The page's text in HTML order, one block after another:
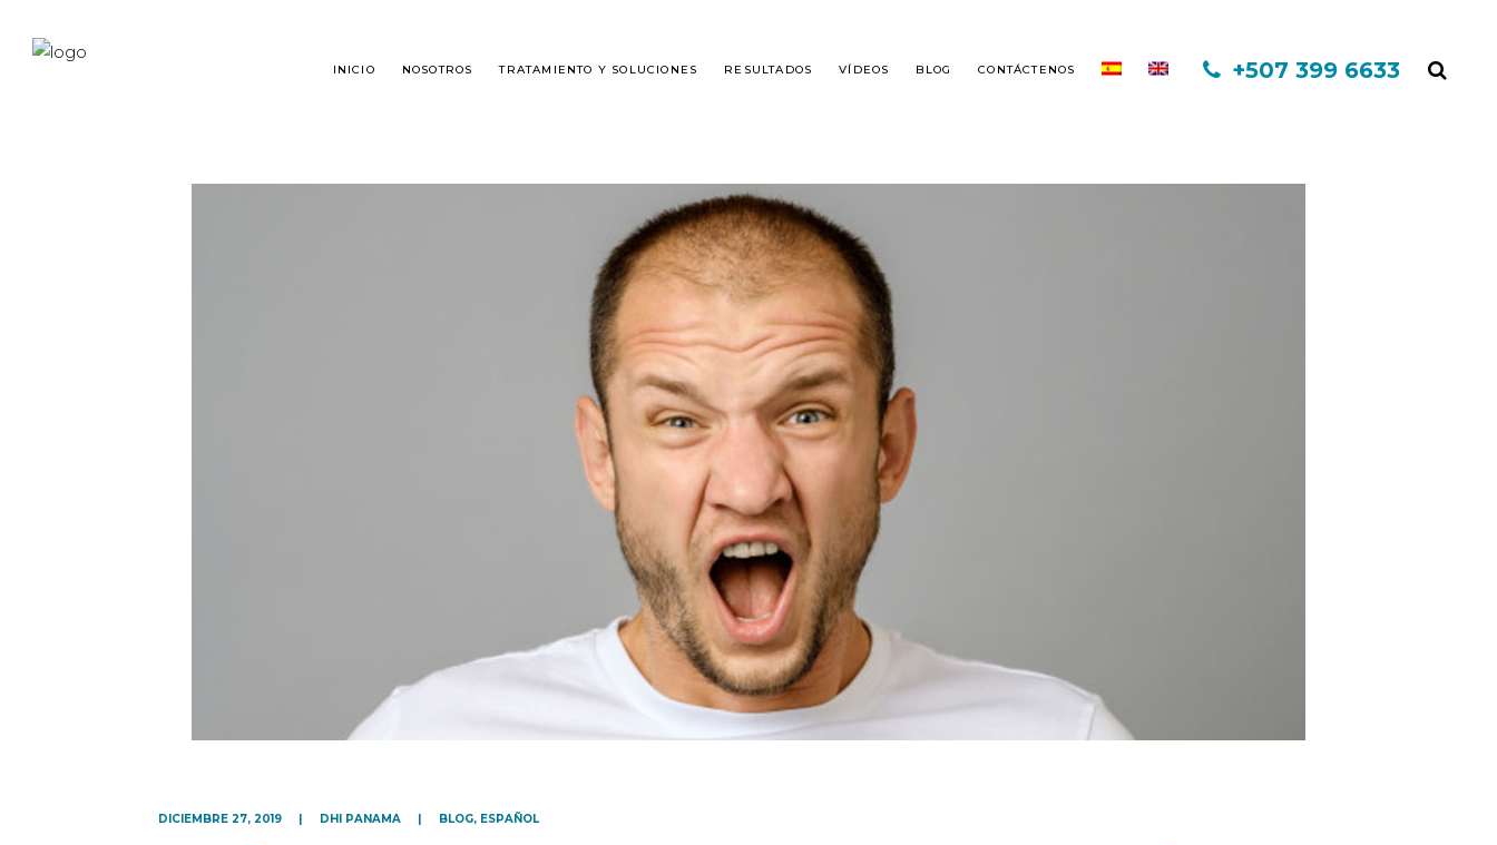
INICIO NOSOTROS TRATAMIENTO Y SOLUCIONES
TRASPLANTE DE CABELLO
PREGUNTAS FRECUENTES
ALOPECIA MASCULINA
ALOPECIA FEMENINA
RESULTADOS VÍDEOS BLOG CONTÁCTENOS +507 399 6633
DICIEMBRE 27, 2019 DHI PANAMA BLOG, ESPAÑOL